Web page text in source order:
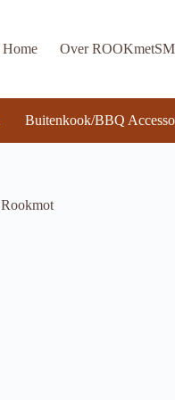
Home Over
Buitenkook/BBQ
Rookmot